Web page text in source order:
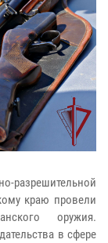
разрешительной
краю провели
оружия.
в сфере